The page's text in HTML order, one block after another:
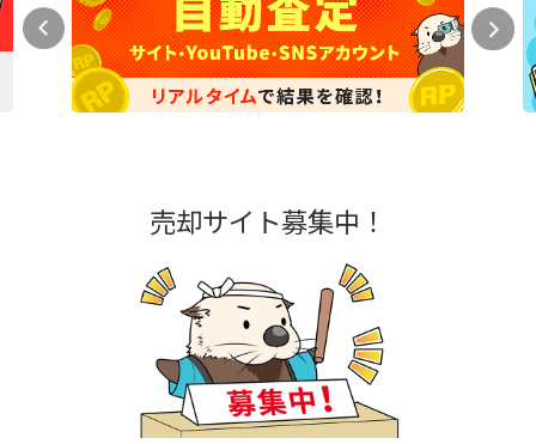
売却サイト募集中！